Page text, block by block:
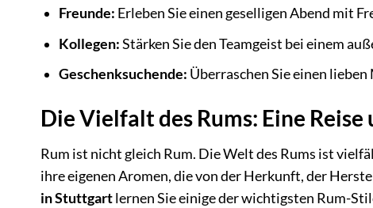
Freunde: Erleben Sie einen geselligen Abend mit
Kollegen:Stärken Sie den Teamgeist bei einem
Geschenksuchende: Überraschen Sie einen
Die Vielfalt des Rums: Eine
Rum ist nicht gleich Rum. Die Welt des Rums ist
ihre eigenen Aromen, die von der Herkunft, der
in Stuttgartlernen Sie einige der wichtigsten Rum-